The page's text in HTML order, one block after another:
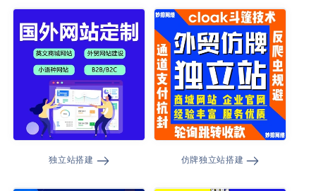
独立站搭建 仿牌独立站搭建